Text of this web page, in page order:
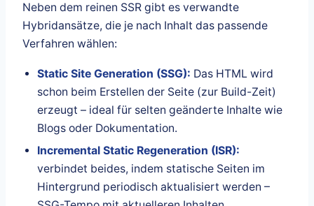
Neben dem reinen SSR gibt es verwandte
Hybridansätze, die je nach Inhalt das passende
Verfahren wählen:
Static Site Generation (SSG): Das HTML wird
schon beim Erstellen der Seite (zur Build-Zeit)
erzeugt – ideal für selten geänderte Inhalte wie
Blogs oder Dokumentation.
Incremental Static Regeneration (ISR):
verbindet beides, indem statische Seiten im
Hintergrund periodisch aktualisiert werden –